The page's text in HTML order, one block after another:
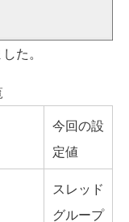
た。
今回の設
定値
スレッド
グループ